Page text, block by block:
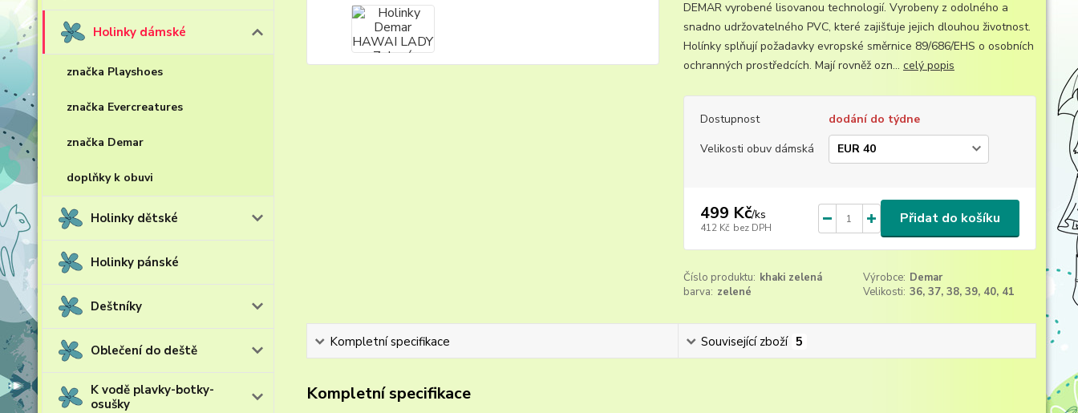
Holinky dámské
značka Playshoes
značka Evercreatures
značka Demar
doplňky k obuvi
Holinky dětské
Holinky pánské
Deštníky
Oblečení do deště
K vodě plavky-botky-
osušky
DEMAR vyrobené lisovanou technologií. Vyrobeny z odolného a
snadno udržovatelného PVC, které zajišťuje jejich dlouhou životnost.
Holínky splňují požadavky evropské směrnice 89/686/EHS o osobních
ochranných prostředcích. Mají rovněž ozn... celý popis
Dostupnost
dodání do týdne
Velikosti obuv dámská
499 Kč/ks
412 Kč bez DPH
Přidat do košíku
Číslo produktu: khaki zelená Výrobce: Demar
barva: zelené Velikosti: 36, 37, 38, 39, 40, 41
Kompletní specifikace Související zboží 5
Kompletní specifikace